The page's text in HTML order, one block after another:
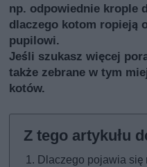
np. odpowiednie krople
dlaczego kotom ropieją
pupilowi.
Jeśli szukasz więcej
także zebrane w tym
kotów.
Dlaczego pojawia się